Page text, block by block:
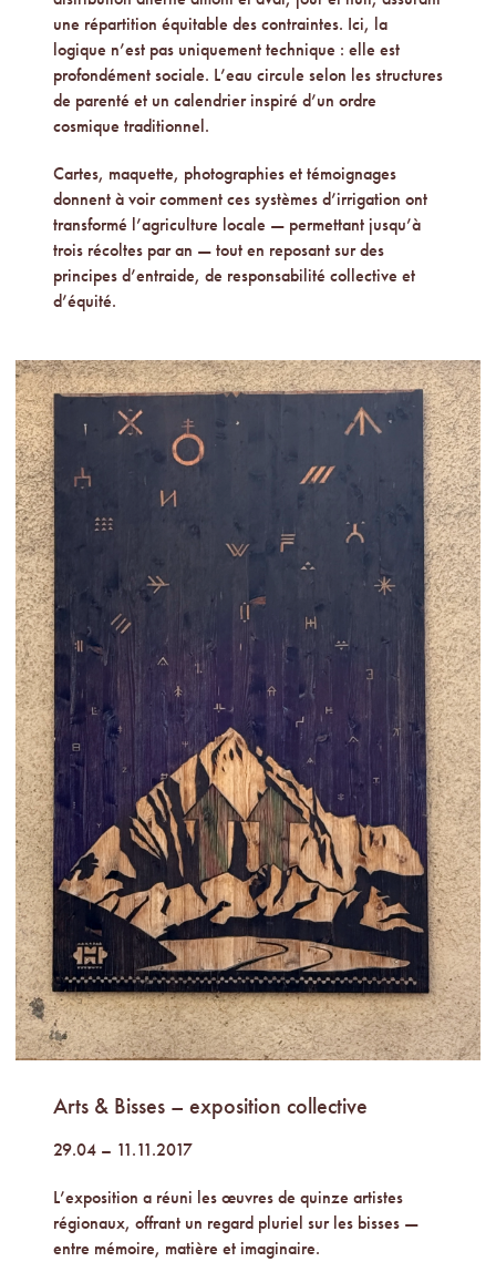
une répartition équitable des contraintes. Ici, la
logique n’est pas uniquement technique : elle est
profondément sociale. L’eau circule selon les structures
de parenté et un calendrier inspiré d’un ordre
cosmique traditionnel.
Cartes, maquette, photographies et témoignages
donnent à voir comment ces systèmes d’irrigation ont
transformé l’agriculture locale — permettant jusqu’à
trois récoltes par an — tout en reposant sur des
principes d’entraide, de responsabilité collective et
d’équité.
Arts & Bisses – exposition collective
29.04 – 11.11.2017
L’exposition a réuni les œuvres de quinze artistes
régionaux, offrant un regard pluriel sur les bisses —
entre mémoire, matière et imaginaire.